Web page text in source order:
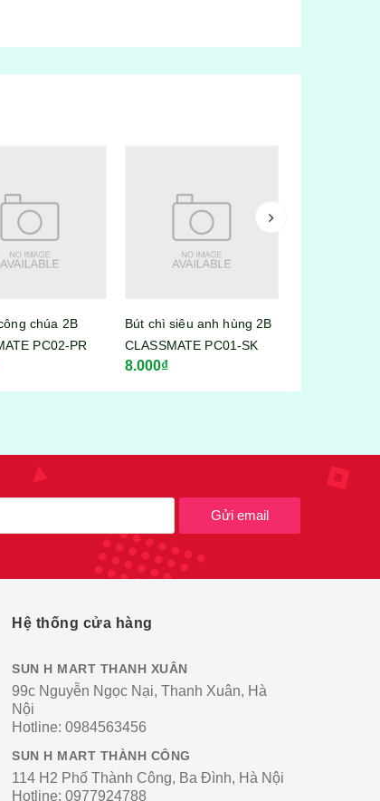
anh hùng 2B
PC01-SK
5.000₫
Gửi email
Hệ thống cửa hàng
SUN H MART THANH XUÂN
99c Nguyễn Ngọc Nại, Thanh Xuân, Hà
Nội
Hotline: 0984563456
SUN H MART THÀNH CÔNG
114 H2 Phố Thành Công, Ba Đình, Hà Nội
Hotline: 0977924788